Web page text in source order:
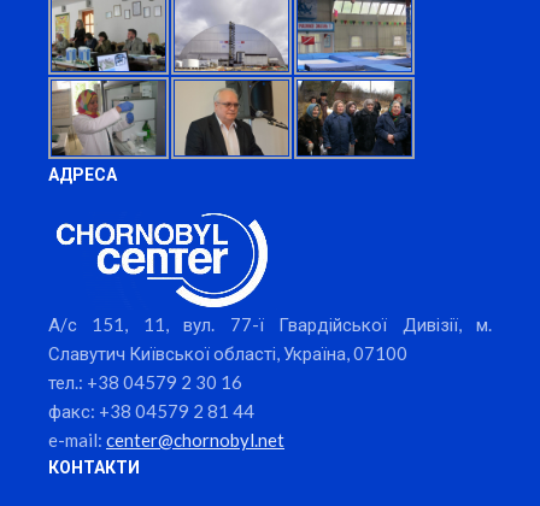
АДРЕСА
А/с 151, 11, вул. 77-ї Гвардійської Дивізії, м.
Славутич Київської області, Україна, 07100
тел.: +38 04579 2 30 16
факс: +38 04579 2 81 44
e-mail: center@chornobyl.net
КОНТАКТИ